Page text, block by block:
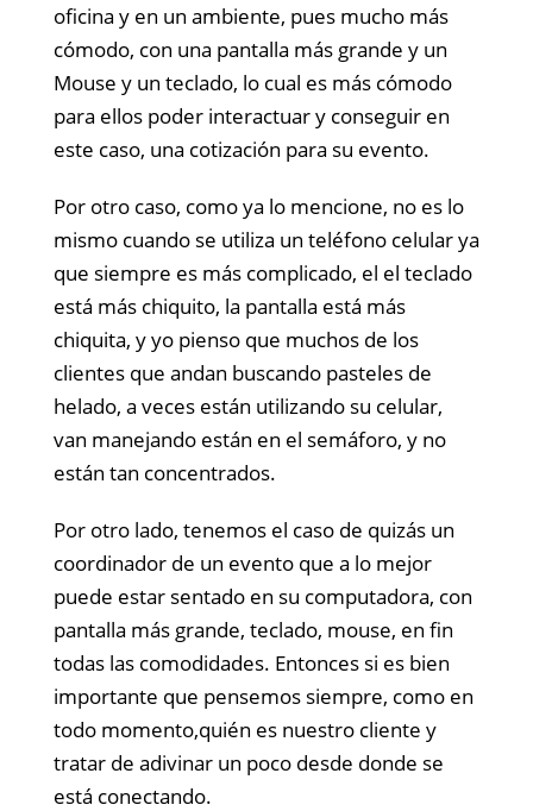
oficina y en un ambiente, pues mucho más
cómodo, con una pantalla más grande y un
Mouse y un teclado, lo cual es más cómodo
para ellos poder interactuar y conseguir en
este caso, una cotización para su evento.
Por otro caso, como ya lo mencione, no es lo
mismo cuando se utiliza un teléfono celular ya
que siempre es más complicado, el el teclado
está más chiquito, la pantalla está más
chiquita, y yo pienso que muchos de los
clientes que andan buscando pasteles de
helado, a veces están utilizando su celular,
van manejando están en el semáforo, y no
están tan concentrados.
Por otro lado, tenemos el caso de quizás un
coordinador de un evento que a lo mejor
puede estar sentado en su computadora, con
pantalla más grande, teclado, mouse, en fin
todas las comodidades. Entonces si es bien
importante que pensemos siempre, como en
todo momento,quién es nuestro cliente y
tratar de adivinar un poco desde donde se
está conectando.